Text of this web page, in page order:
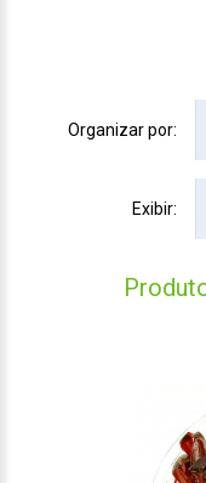
Organizar por:
Exibir: